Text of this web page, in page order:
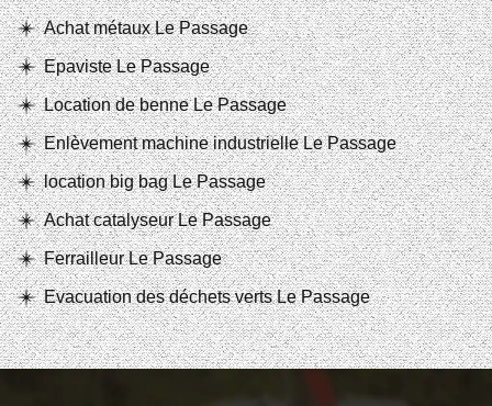
Achat métaux Le Passage
Epaviste Le Passage
Location de benne Le Passage
Enlèvement machine industrielle Le Passage
location big bag Le Passage
Achat catalyseur Le Passage
Ferrailleur Le Passage
Evacuation des déchets verts Le Passage